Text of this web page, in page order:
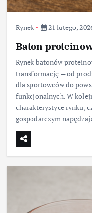
Rynek 21 lutego,
Baton
Rynek batonów
transformację — od
dla sportowców do
funkcjonalnych. W
charakterystyce rynku,
gospodarczym